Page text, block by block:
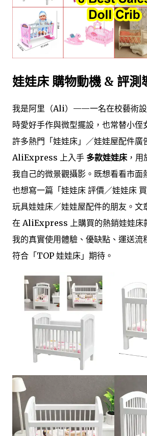
娃娃床 購物動機 & 評測
我是阿里（Ali）——一名在校藝術設
時愛好手作與微型擺設，也常替小侄
許多熱門「娃娃床」／娃娃屋配件廣
AliExpress 上入手 多款娃娃床 ，
我自己的微景觀攝影。既想看看市面
也想寫一篇「娃娃床 評價／娃娃床
玩具娃娃床／娃娃屋配件的朋友。文
在 AliExpress 上購買的熱銷娃娃床
我的真實使用體驗、優缺點、運送流
符合「TOP 娃娃床」期待。